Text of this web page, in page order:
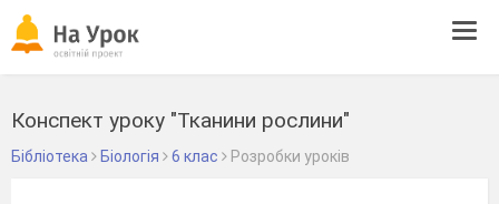
Конспект уроку "Тканини рослини"
Бібліотека Біологія 6 клас Розробки уроків